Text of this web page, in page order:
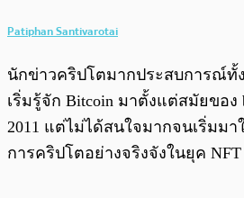
Patiphan Santivarotai
นักข่าวคริปโตมากประสบการณ์ทั้
เริ่มรู้จัก Bitcoin มาตั้งแต่สมัยของ
2011 แต่ไม่ได้สนใจมากจนเริ่มม
การคริปโตอย่างจริงจังในยุค